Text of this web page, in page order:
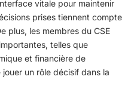
vitale pour maintenir
prises tiennent compte
plus, les membres du CSE
telles que
et financière de
un rôle décisif dans la